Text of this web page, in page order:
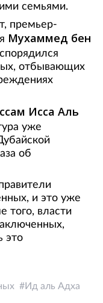
семьями.
премьер-
Мухаммед бен
отбывающих
Исса Аль
уже
об
и это уже
того, власти
это
Ид аль Адха